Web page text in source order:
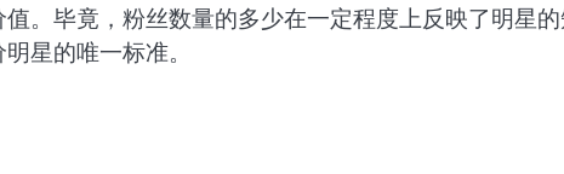
。毕竟，粉丝数量的多少在一定程度上反映了明星
星的唯一标准。